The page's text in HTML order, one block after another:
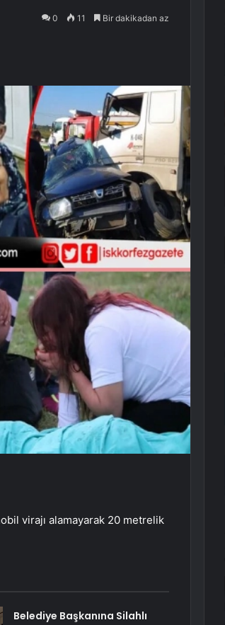
0 11 Bir dakikadan az
virajı alamayarak 20 metrelik
Belediye Başkanına Silahlı